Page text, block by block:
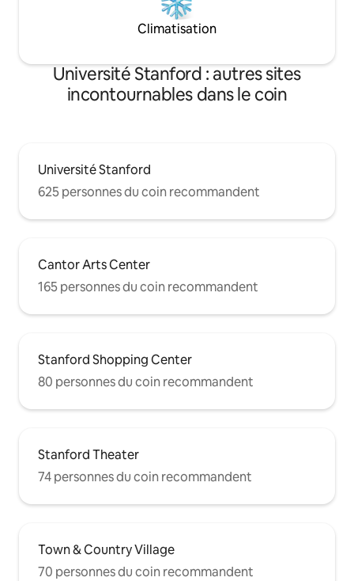
Climatisation
Université Stanford : autres sites
incontournables dans le coin
Université Stanford
625 personnes du coin recommandent
Cantor Arts Center
165 personnes du coin recommandent
Stanford Shopping Center
80 personnes du coin recommandent
Stanford Theater
74 personnes du coin recommandent
Town & Country Village
70 personnes du coin recommandent